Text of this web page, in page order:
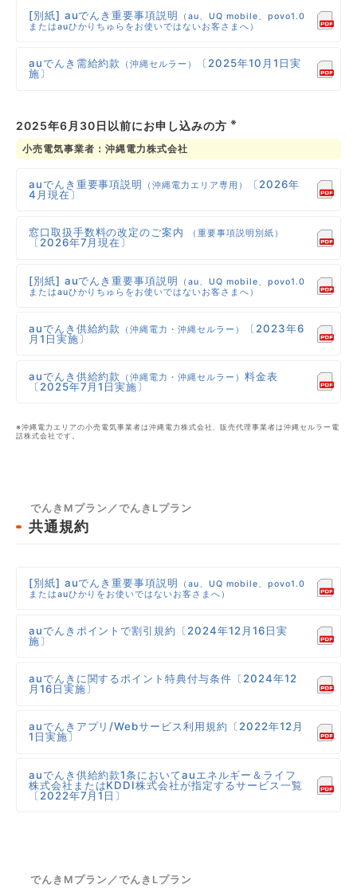
[別紙] auでんき重要事項説明
（au、UQ mobile、povo1.0
またはauひかりちゅらをお使いではないお客さまへ）
auでんき需給約款 （沖縄セルラー）
〔2025年10月1日実
施〕
2025年6月30日以前にお申し込みの方 ※
小売電気事業者：沖縄電力株式会社
auでんき重要事項説明 （沖縄電力エリア専用）
〔2026年
4月現在〕
窓口取扱手数料の改定のご案内 （重要事項説明別紙）
〔2026年7月現在〕
[別紙] auでんき重要事項説明
（au、UQ mobile、povo1.0
またはauひかりちゅらをお使いではないお客さまへ）
auでんき供給約款 （沖縄電力・沖縄セルラー）
〔2023年6
月1日実施〕
auでんき供給約款 （沖縄電力・沖縄セルラー）料金表
〔2025年7月1日実施〕
※沖縄電力エリアの小売電気事業者は沖縄電力株式会社、販売代理事業者は沖縄セルラー電
話株式会社です。
でんきMプラン／でんきLプラン
共通規約
[別紙] auでんき重要事項説明
（au、UQ mobile、povo1.0
またはauひかりをお使いではないお客さまへ）
auでんきポイントで割引規約〔2024年12月16日実
施〕
auでんきに関するポイント特典付与条件〔2024年12
月16日実施〕
auでんきアプリ/Webサービス利用規約〔2022年12月
1日実施〕
auでんき供給約款1条においてauエネルギー＆ライフ
株式会社またはKDDI株式会社が指定するサービス一覧
〔2022年7月1日〕
でんきMプラン／でんきLプラン